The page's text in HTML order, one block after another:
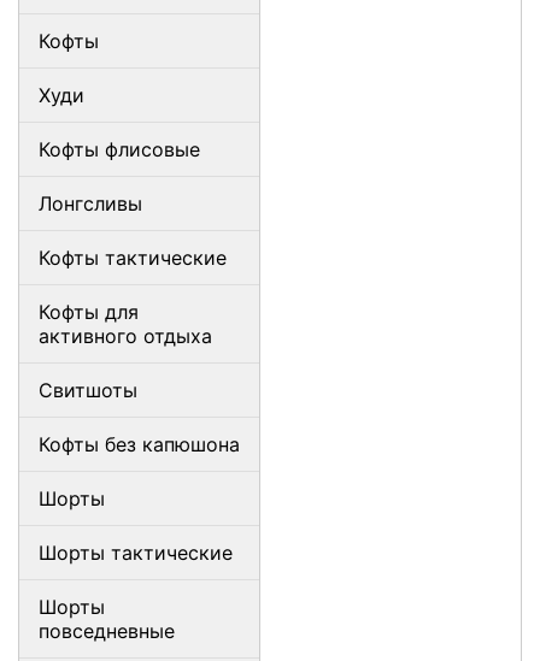
Кофты
Худи
Кофты флисовые
Лонгсливы
Кофты тактические
Кофты для
активного отдыха
Свитшоты
Кофты без капюшона
Шорты
Шорты тактические
Шорты
повседневные